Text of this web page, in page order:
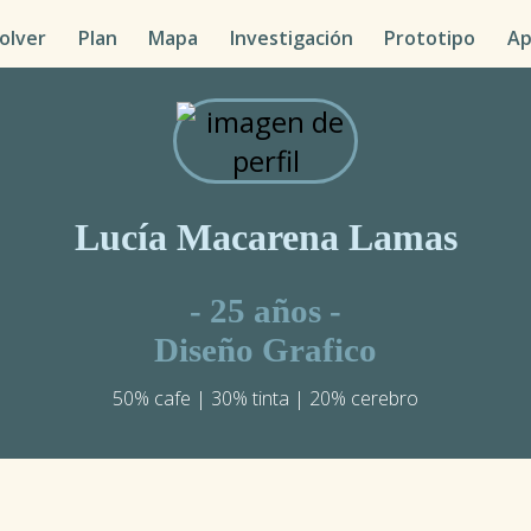
Plan Mapa Investigación Prototipo
Lucía Macarena Lamas
- 25 años -
Diseño Grafico
50% cafe | 30% tinta | 20% cerebro